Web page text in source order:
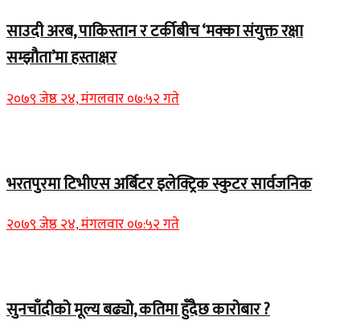
साउदी अरब, पाकिस्तान र टर्कीबीच ‘मक्का संयुक्त रक्षा
सम्झौता’मा हस्ताक्षर
२०७९ जेष्ठ २४, मंगलवार ०७:५२ गते
भरतपुरमा टिभीएस अर्बिटर इलेक्ट्रिक स्कुटर सार्वजनिक
२०७९ जेष्ठ २४, मंगलवार ०७:५२ गते
सुनचाँदीको मूल्य बढ्यो, कतिमा हुँदैछ कारोबार ?